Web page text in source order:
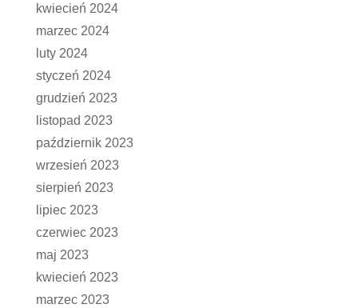
kwiecień 2024
marzec 2024
luty 2024
styczeń 2024
grudzień 2023
listopad 2023
październik 2023
wrzesień 2023
sierpień 2023
lipiec 2023
czerwiec 2023
maj 2023
kwiecień 2023
marzec 2023